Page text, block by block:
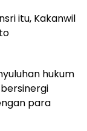
itu, Kakanwil
hukum
para